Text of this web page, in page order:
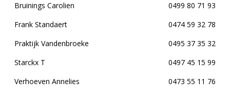
Bruinings Carolien
0499 80 71 93
Frank Standaert
0474 59 32 78
Praktijk Vandenbroeke
0495 37 35 32
Starckx T
0497 45 15 99
Verhoeven Annelies
0473 55 11 76